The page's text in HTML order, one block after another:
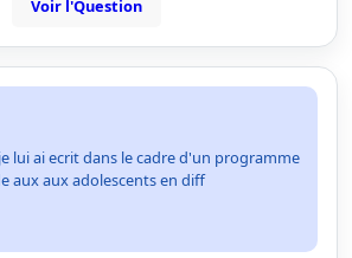
Voir l'Question
lui ai ecrit dans le cadre d'un programme
aux aux adolescents en diff